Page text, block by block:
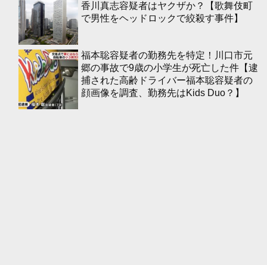
香川真志容疑者はヤクザか？【歌舞伎町
で男性をヘッドロックで絞殺す事件】
福本聡容疑者の勤務先を特定！川口市元
郷の事故で9歳の小学生が死亡した件【逮
捕された高齢ドライバー福本聡容疑者の
顔画像を調査、勤務先はKids Duo？】